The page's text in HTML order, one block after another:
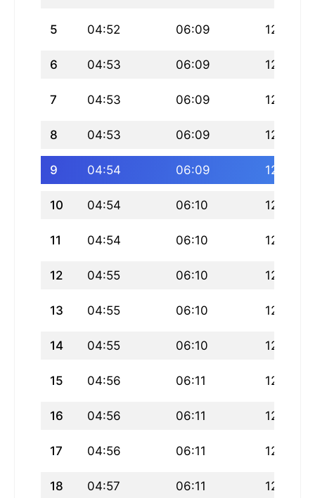
5 04:52 06:09 12:32
6 04:53 06:09 12:32
7 04:53 06:09 12:32
8 04:53 06:09 12:31
9 04:54 06:09 12:31
10 04:54 06:10 12:31
11 04:54 06:10 12:31
12 04:55 06:10 12:31
13 04:55 06:10 12:31
14 04:55 06:10 12:30
15 04:56 06:11 12:30
16 04:56 06:11 12:30
17 04:56 06:11 12:30
18 04:57 06:11 12:30